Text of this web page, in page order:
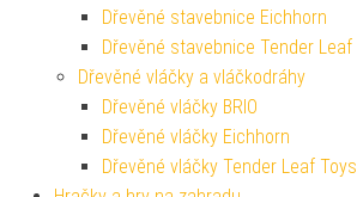
Dřevěné stavebnice Eichhorn
Dřevěné stavebnice Tender Leaf
Dřevěné vláčky a vláčkodráhy
Dřevěné vláčky BRIO
Dřevěné vláčky Eichhorn
Dřevěné vláčky Tender Leaf Toys